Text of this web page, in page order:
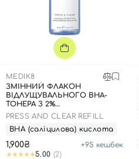
MEDIK8
ЗМІННИЙ ФЛАКОН
ВІДЛУЩУВАЛЬНОГО ВНА-
ТОНЕРА З 2%
ІНКАПСУЛЬОВАНОЮ
150 МЛ
PRESS AND CLEAR REFILL
ВНА (саліцилова) кислота
1,900₴ +95 кешбек
5.00 (2)